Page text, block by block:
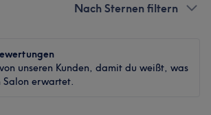
Nach Sternen filtern
unseren Kunden, damit du weißt, was
erwartet.